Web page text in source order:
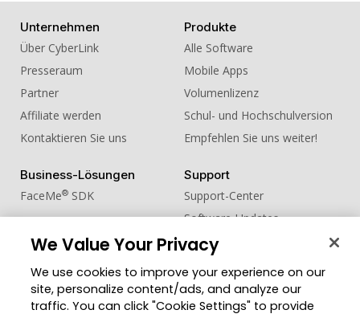
Unternehmen
Über CyberLink
Presseraum
Partner
Affiliate werden
Kontaktieren Sie uns
Produkte
Alle Software
Mobile Apps
Volumenlizenz
Schul- und Hochschulversion
Empfehlen Sie uns weiter!
Business-Lösungen
FaceMe® SDK
Support
Support-Center
Software-Updates
Lernen + Wissen
Community
Mitgliederbereich
Region ändern
We Value Your Privacy
We use cookies to improve your experience on our
site, personalize content/ads, and analyze our
traffic. You can click "Cookie Settings" to provide